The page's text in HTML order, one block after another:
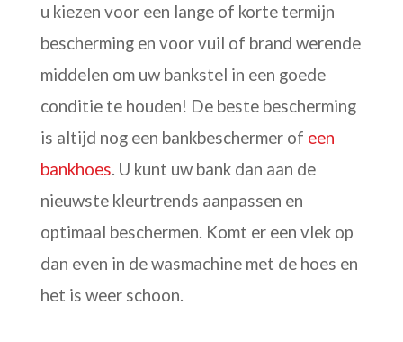
u kiezen voor een lange of korte termijn
bescherming en voor vuil of brand werende
middelen om uw bankstel in een goede
conditie te houden! De beste bescherming
is altijd nog een bankbeschermer of een
bankhoes. U kunt uw bank dan aan de
nieuwste kleurtrends aanpassen en
optimaal beschermen. Komt er een vlek op
dan even in de wasmachine met de hoes en
het is weer schoon.